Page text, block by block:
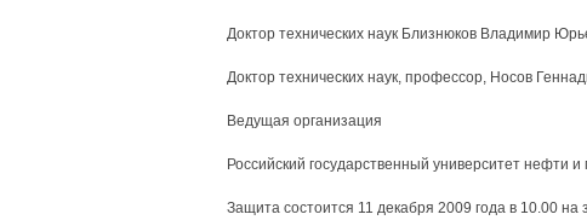
Доктор технических наук Близнюков Владимир
Доктор технических наук, профессор, Носов
Ведущая организация
Российский государственный университет нефти
Защита состоится 11 декабря 2009 года в 10.00 на